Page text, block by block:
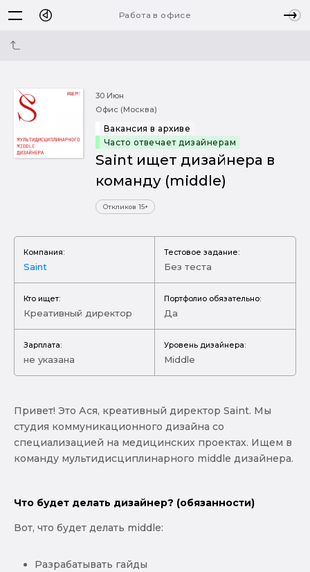
Работа в офисе
30 Июн
Офис (Москва)
Вакансия в архиве
Часто отвечает дизайнерам
Saint ищет дизайнера в
команду (middle)
Откликов 15+
Компания:
Saint
Тестовое задание:
Без теста
Кто ищет:
Креативный директор
Портфолио обязательно:
Да
Зарплата:
не указана
Уровень дизайнера:
Middle
Привет! Это Ася, креативный директор Saint. Мы
студия коммуникационного дизайна со
специализацией на медицинских проектах. Ищем в
команду мультидисциплинарного middle дизайнера.
Что будет делать дизайнер? (обязанности)
Вот, что будет делать middle:
Разрабатывать гайды